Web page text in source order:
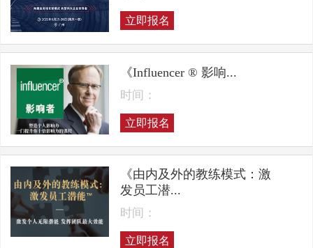
立即报名
《Influencer ® 影响...
时间：
立即报名
《由内及外的教练模式：激
发员工潜...
时间：
立即报名